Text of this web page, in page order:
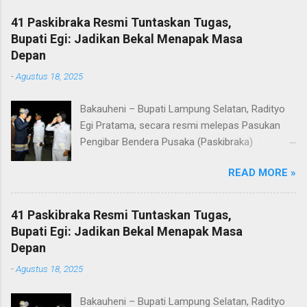
41 Paskibraka Resmi Tuntaskan Tugas,
Bupati Egi: Jadikan Bekal Menapak Masa
Depan
-Agustus 18, 2025
Bakauheni – Bupati Lampung Selatan, Radityo
Egi Pratama, secara resmi melepas Pasukan
Pengibar Bendera Pusaka (Paskibraka)
Pelepasan dilakukan usai upacara penurunan
bendera di Lapangan Menara Siger, Bakauheni,
Minggu malam (17/8/2025). Sebanyak 41
anggota Paskibraka yang sebelumnya sukses
mengibarkan Sang Saka Merah Putih pada
Indonesia di Kabupaten Lampung Selatan, kini
READ MORE »
41 Paskibraka Resmi Tuntaskan Tugas,
Bupati Egi: Jadikan Bekal Menapak Masa
Depan
-Agustus 18, 2025
Bakauheni – Bupati Lampung Selatan, Radityo